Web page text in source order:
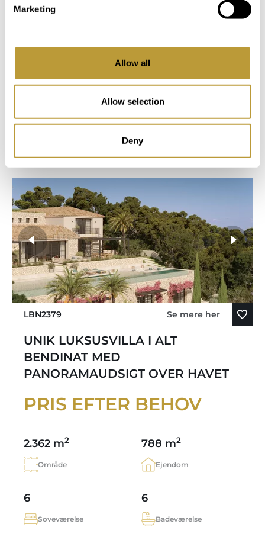
Marketing
Allow all
Allow selection
Deny
Område
535 m
Ejendom
4 4
LBN2379 Se mere her
UNIK LUKSUSVILLA I ALT
BENDINAT MED
PANORAMAUDSIGT OVER HAVET
PRIS EFTER BEHOV
2.362 m2
Område
788 m2
Ejendom
6
Soveværelse
6
Badeværelse